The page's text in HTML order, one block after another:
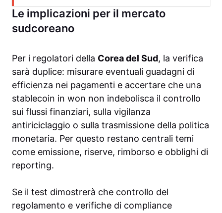
Le implicazioni per il mercato
sudcoreano
Per i regolatori della Corea del Sud, la verifica
sarà duplice: misurare eventuali guadagni di
efficienza nei pagamenti e accertare che una
stablecoin in won non indebolisca il controllo
sui flussi finanziari, sulla vigilanza
antiriciclaggio o sulla trasmissione della politica
monetaria. Per questo restano centrali temi
come emissione, riserve, rimborso e obblighi di
reporting.
Se il test dimostrerà che controllo del
regolamento e verifiche di compliance